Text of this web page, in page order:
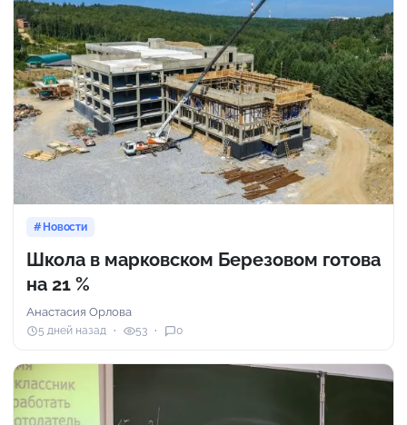
Новости
Школа в марковском Березовом готова
на 21 %
Анастасия Орлова
5 дней назад 53 0